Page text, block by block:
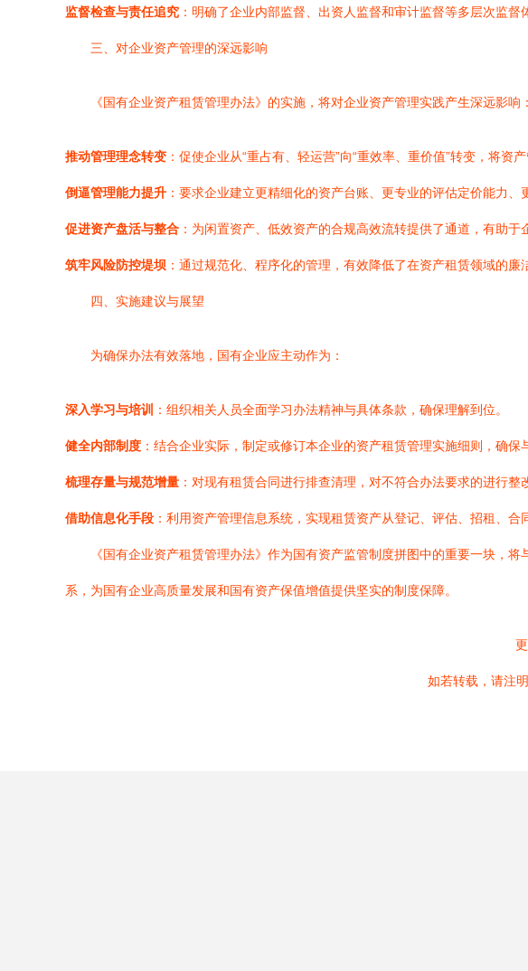
监督检查与责任追究 ：明确了企业内部监督、出资人监督和审计监督等多层次监
三、对企业资产管理的深远影响
《国有企业资产租赁管理办法》的实施，将对企业资产管理实践产生深远影响：
推动管理理念转变 ：促使企业从“重占有、轻运营”向“重效率、重价值”转变，将资
倒逼管理能力提升 ：要求企业建立更精细化的资产台账、更专业的评估定价能力
促进资产盘活与整合 ：为闲置资产、低效资产的合规高效流转提供了通道，有助
筑牢风险防控堤坝 ：通过规范化、程序化的管理，有效降低了在资产租赁领域的廉
四、实施建议与展望
为确保办法有效落地，国有企业应主动作为：
深入学习与培训 ：组织相关人员全面学习办法精神与具体条款，确保理解到位。
健全内部制度 ：结合企业实际，制定或修订本企业的资产租赁管理实施细则，确保
梳理存量与规范增量 ：对现有租赁合同进行排查清理，对不符合办法要求的进行整
借助信息化手段 ：利用资产管理信息系统，实现租赁资产从登记、评估、招租、
《国有企业资产租赁管理办法》作为国有资产监管制度拼图中的重要一块，
系，为国有企业高质量发展和国有资产保值增值提供坚实的制度保障。
如若转载，请注